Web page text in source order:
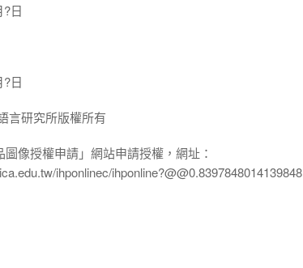
日
日
言研究所版權所有
像授權申請」網站申請授權，網址：
ihponlinec/ihponline?@@0.8397848014139848